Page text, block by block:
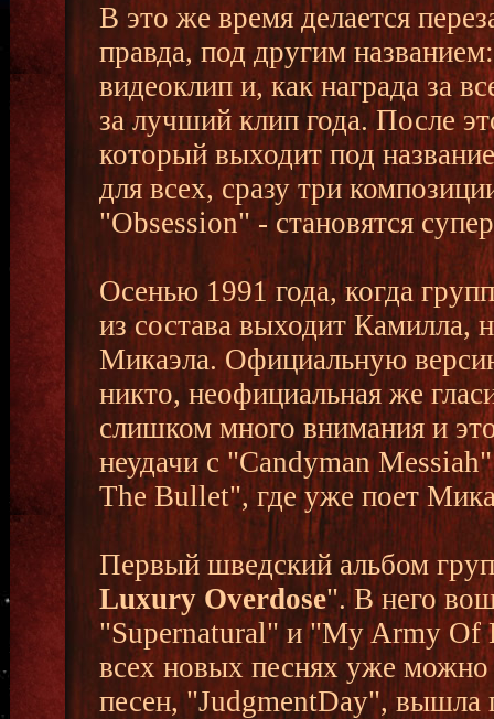
В это же время делается
правда, под другим
видеоклип и, как награда за
за лучший клип года. После
который выходит под
для всех, сразу три
"Obsession" - становятся
Осенью 1991 года, когда
из состава выходит Камилла,
Микаэла. Официальную
никто, неофициальная же
слишком много внимания и
неудачи с "Candyman
The Bullet", где уже поет
Первый шведский альбом
Luxury Overdose". В него
"Supernatural" и "My Army Of
всех новых песнях уже
песен, "JudgmentDay", вышла